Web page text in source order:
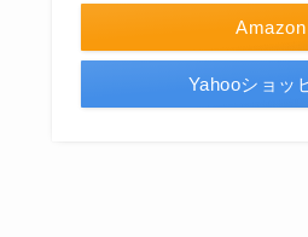
Amazon
Yahooショッ